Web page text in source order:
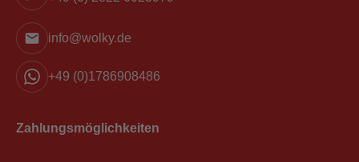
info@wolky.de
+49 (0)1786908486
Zahlungsmöglichkeiten